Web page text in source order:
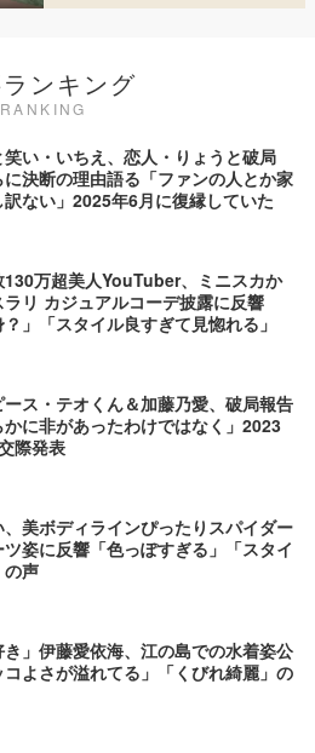
ンキング
RANKING
い・いちえ、恋人・りょうと破局
決断の理由語る「ファンの人とか家
ない」2025年6月に復縁していた
130万超美人YouTuber、ミニスカか
ラリ カジュアルコーデ披露に反響
？」「スタイル良すぎて見惚れる」
ース・テオくん＆加藤乃愛、破局報告
かに非があったわけではなく」2023
際発表
美ボディラインぴったりスパイダー
ツ姿に反響「色っぽすぎる」「スタイ
の声
き」伊藤愛依海、江の島での水着姿公
コよさが溢れてる」「くびれ綺麗」の